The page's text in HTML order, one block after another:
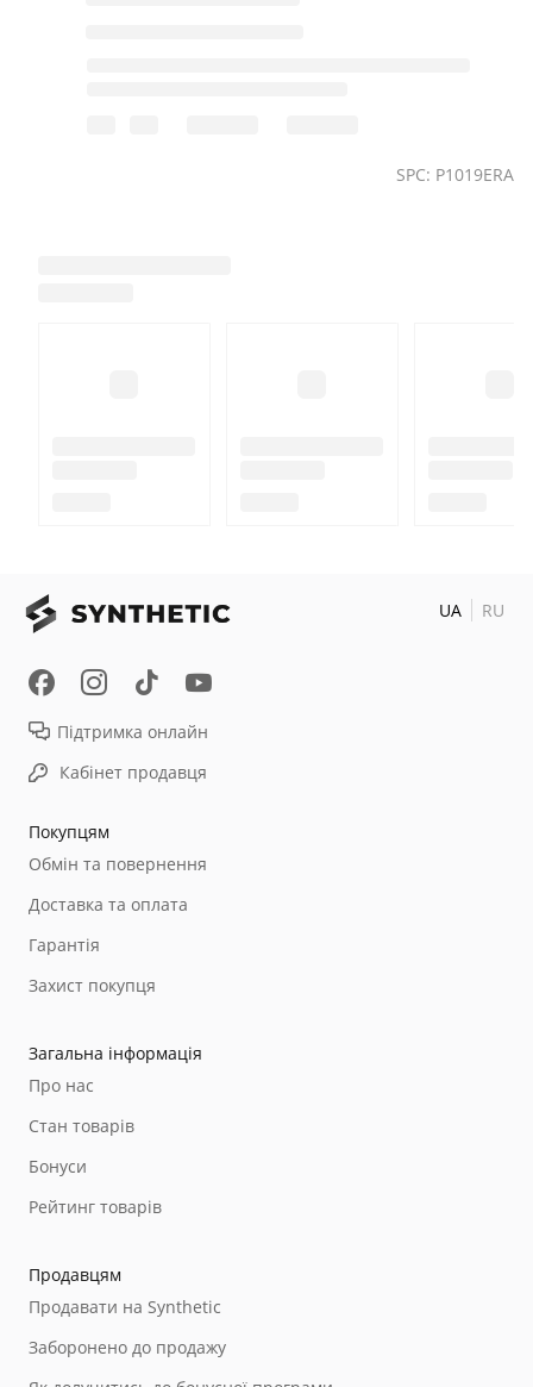
SPC: P1019ERA
Покупцям
Обмін та повернення
Доставка та оплата
Гарантія
Захист покупця
Загальна інформація
Про нас
Стан товарів
Бонуси
Рейтинг товарів
Продавцям
Продавати на Synthetic
Заборонено до продажу
Підтримка онлайн
Кабінет продавця
UA RU